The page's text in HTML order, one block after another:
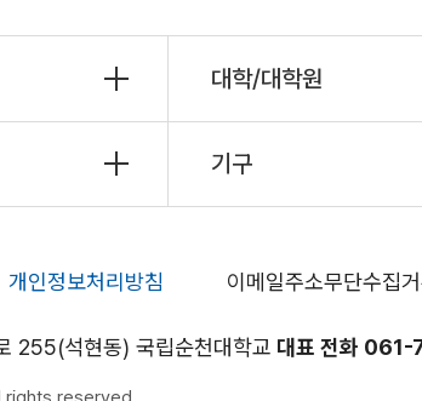
대학/대학원
기구
개인정보처리방침 이메일주소무단수집
255(석현동) 국립순천대학교 대표 전화